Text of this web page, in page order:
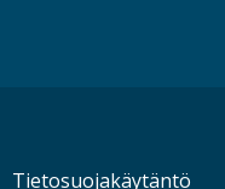
Tietosuojakäytäntö